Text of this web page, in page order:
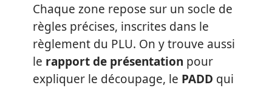
Chaque zone repose sur un socle de
règles précises, inscrites dans le
règlement du PLU. On y trouve aussi
le rapport de présentation pour
expliquer le découpage, le PADD qui